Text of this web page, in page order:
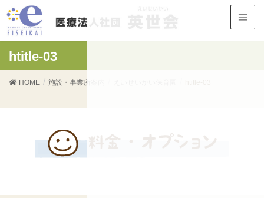
htitle-03
HOME 施設・事業所案内